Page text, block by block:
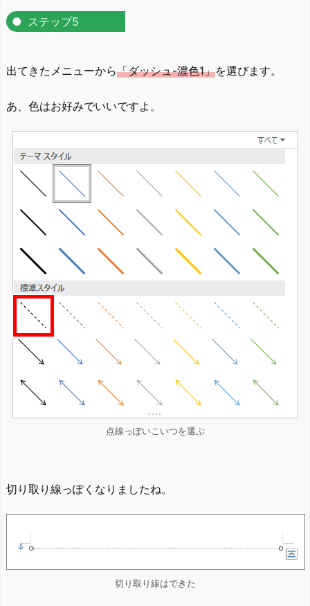
ステップ5
出てきたメニューから「ダッシュ-濃色1」を選びます。
あ、色はお好みでいいですよ。
点線っぽいこいつを選ぶ
切り取り線っぽくなりましたね。
切り取り線はできた